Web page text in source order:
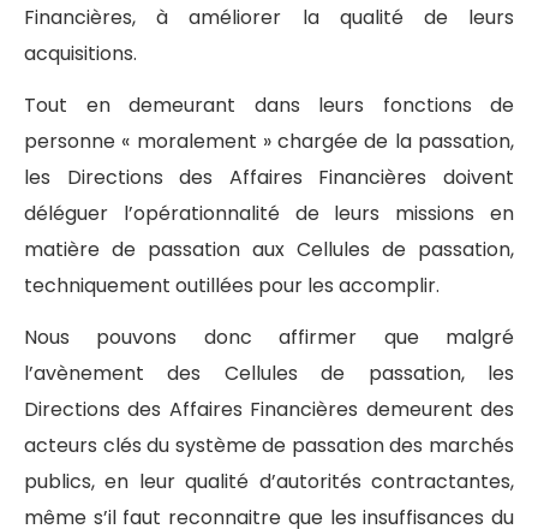
Financières, à améliorer la qualité de leurs
acquisitions.
Tout en demeurant dans leurs fonctions de
personne « moralement » chargée de la passation,
les Directions des Affaires Financières doivent
déléguer l’opérationnalité de leurs missions en
matière de passation aux Cellules de passation,
techniquement outillées pour les accomplir.
Nous pouvons donc affirmer que malgré
l’avènement des Cellules de passation, les
Directions des Affaires Financières demeurent des
acteurs clés du système de passation des marchés
publics, en leur qualité d’autorités contractantes,
même s’il faut reconnaitre que les insuffisances du